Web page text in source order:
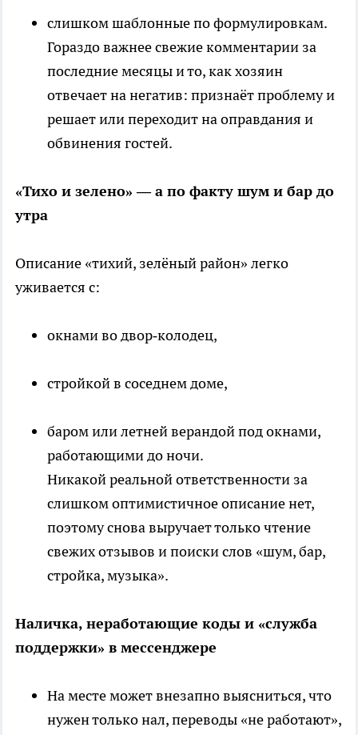
слишком шаблонные по формулировкам.
Гораздо важнее свежие комментарии за
последние месяцы и то, как хозяин
отвечает на негатив: признаёт проблему и
решает или переходит на оправдания и
обвинения гостей.
«Тихо и зелено» — а по факту шум и бар до
утра
Описание «тихий, зелёный район» легко
уживается с:
окнами во двор‑колодец,
стройкой в соседнем доме,
баром или летней верандой под окнами,
работающими до ночи.
Никакой реальной ответственности за
слишком оптимистичное описание нет,
поэтому снова выручает только чтение
свежих отзывов и поиски слов «шум, бар,
стройка, музыка».
Наличка, неработающие коды и «служба
поддержки» в мессенджере
На месте может внезапно выясниться, что
нужен только нал, переводы «не работают»,